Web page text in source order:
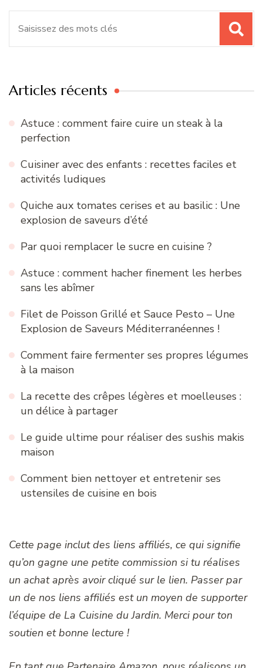
Articles récents
Astuce : comment faire cuire un steak à la
perfection
Cuisiner avec des enfants : recettes faciles et
activités ludiques
Quiche aux tomates cerises et au basilic : Une
explosion de saveurs d’été
Par quoi remplacer le sucre en cuisine ?
Astuce : comment hacher finement les herbes
sans les abîmer
Filet de Poisson Grillé et Sauce Pesto – Une
Explosion de Saveurs Méditerranéennes !
Comment faire fermenter ses propres légumes
à la maison
La recette des crêpes légères et moelleuses :
un délice à partager
Le guide ultime pour réaliser des sushis makis
maison
Comment bien nettoyer et entretenir ses
ustensiles de cuisine en bois
Cette page inclut des liens affiliés, ce qui signifie
qu’on gagne une petite commission si tu réalises
un achat après avoir cliqué sur le lien. Passer par
un de nos liens affiliés est un moyen de supporter
l’équipe de La Cuisine du Jardin. Merci pour ton
soutien et bonne lecture !